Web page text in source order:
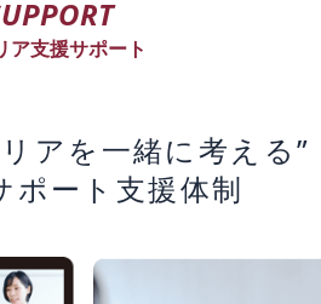
ア支援サポート
アを一緒に考える”
ポート支援体制